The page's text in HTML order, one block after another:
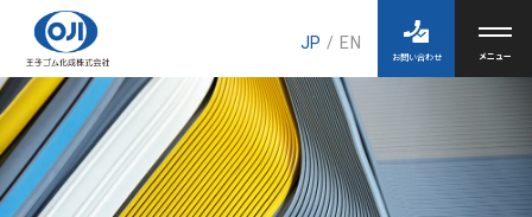
JP / EN
お問い合わせ